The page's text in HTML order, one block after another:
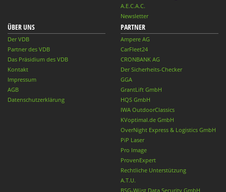
A.E.C.A.C.
Newsletter
ÜBER UNS
Der VDB
Partner des VDB
Das Präsidium des VDB
Kontakt
Impressum
AGB
Datenschutzerklärung
PARTNER
Ampere AG
CarFleet24
CRONBANK AG
Der Sicherheits-Checker
GGA
GrantLift GmbH
HQS GmbH
IWA OutdoorClassics
KVoptimal.de GmbH
OverNight Express & Logistics GmbH
PiP Laser
Pro Image
ProvenExpert
Rechtliche Unterstützung
A.T.U.
BSG-Wüst Data Security GmbH